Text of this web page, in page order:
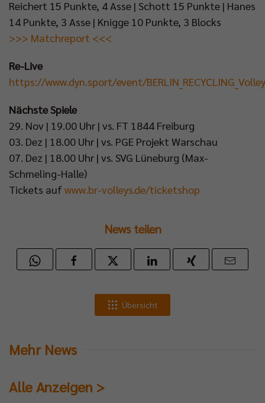
Reichert 15 Punkte, 4 Asse | Schott 15 Punkte | Hanes
14 Punkte, 3 Asse | Knigge 10 Punkte, 3 Blocks
>>> Matchreport <<<
Re-Live
https://www.dyn.sport/event/
Nächste Spiele
29. Nov | 19.00 Uhr | vs. FT 1844 Freiburg
03. Dez | 18.00 Uhr | vs. PGE Projekt Warschau
07. Dez | 18.00 Uhr | vs. SVG Lüneburg (Max-
Schmeling-Halle)
Tickets auf www.br-volleys.de/ticketshop
News teilen
Übersicht
Mehr News
Alle Anzeigen >